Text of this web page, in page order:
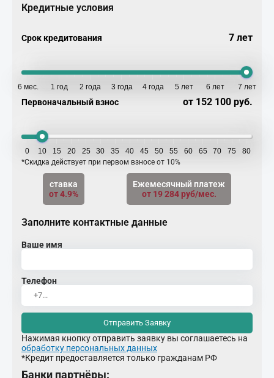
Кредитные условия
Срок кредитования 7 лет
6 мес. 1 год 2 года 3 года 4 года 5 лет 6 лет 7 лет
Первоначальный взнос от 152 100 руб.
0 10 15 20 25 30 35 40 45 50 55 60 65 70 75
80
*Скидка действует при первом взносе от 10%
ставка
от 4.9%
Ежемесячный платеж
от 19 284 руб/мес.
Заполните контактные данные
Ваше имя
Телефон
Отправить Заявку
Нажимая кнопку отправить заявку вы соглашаетесь на
обработку персональных данных
*Кредит предоставляется только гражданам РФ
Банки партнёры: